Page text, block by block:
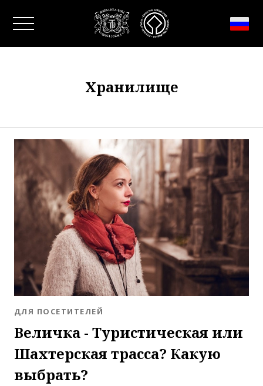
Закрыть окно
Xранилище
Величка - Туристическая или
Шахтерская трасса? Какую
выбрать?
BLOG.CATEGORY
ДЛЯ ПОСЕТИТЕЛЕЙ